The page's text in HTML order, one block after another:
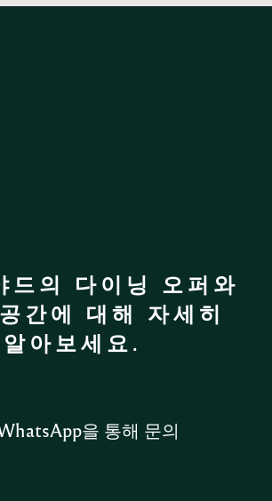
드의 다이닝 오퍼와
간에 대해 자세히
알아보세요.
을 통해 문의